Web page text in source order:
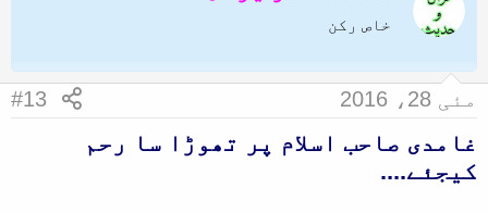
خاص رکن
مئی 28، 2016 #13
غامدی صاحب اسلام پر تھوڑا سا رحم
کیجئے....